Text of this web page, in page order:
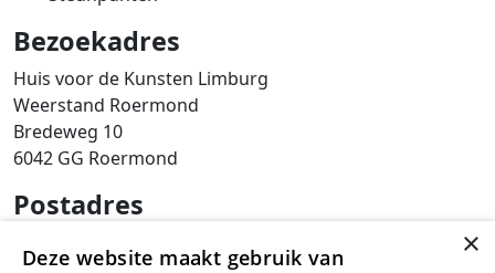
Bezoekadres
Huis voor de Kunsten Limburg
Weerstand Roermond
Bredeweg 10
6042 GG Roermond
Postadres
×
Deze website maakt gebruik van